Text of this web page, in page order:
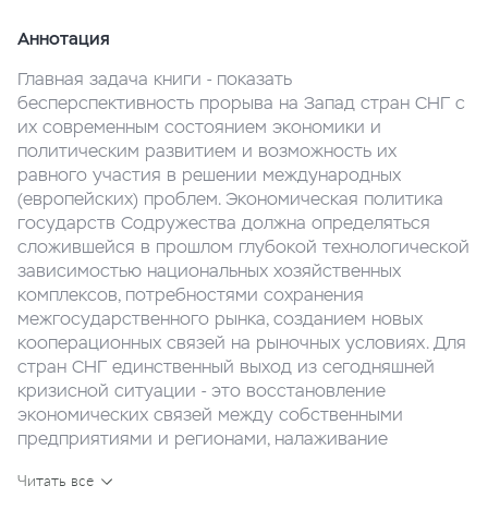
Аннотация
Главная задача книги - показать
бесперспективность прорыва на Запад стран СНГ с
их современным состоянием экономики и
политическим развитием и возможность их
равного участия в решении международных
(европейских) проблем. Экономическая политика
государств Содружества должна определяться
сложившейся в прошлом глубокой технологической
зависимостью национальных хозяйственных
комплексов, потребностями сохранения
межгосударственного рынка, созданием новых
кооперационных связей на рыночных условиях. Для
стран СНГ единственный выход из сегодняшней
кризисной ситуации - это восстановление
экономических связей между собственными
предприятиями и регионами, налаживание
рынка.
Читать все